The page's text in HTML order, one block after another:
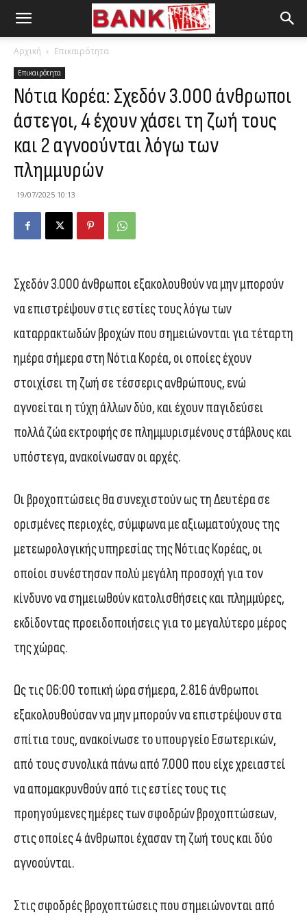
Αρχική Επικαιρότητα
Επικαιρότητα
Νότια Κορέα: Σχεδόν 3.000 άνθρωποι
άστεγοι, 4 έχουν χάσει τη ζωή τους
και 2 αγνοούνται λόγω των
πλημμυρών
19/07/2025 10:13
Σχεδόν 3.000 άνθρωποι εξακολουθούν να μην μπορούν
να επιστρέψουν στις εστίες τους λόγω των
καταρρακτωδών βροχών που σημειώνονται για τέταρτη
ημέρα σήμερα στη Νότια Κορέα, οι οποίες έχουν
στοιχίσει τη ζωή σε τέσσερις ανθρώπους, ενώ
αγνοείται η τύχη άλλων δύο, και έχουν παγιδεύσει
πολλά ζώα εκτροφής σε πλημμυρισμένους στάβλους και
υπόστεγα, ανακοίνωσαν οι αρχές.
Οι βροχοπτώσεις θα συνεχιστούν ως τη Δευτέρα σε
ορισμένες περιοχές, σύμφωνα με αξιωματούχους της
μετεωρολογικής υπηρεσίας της Νότιας Κορέας, οι
οποίοι συνέστησαν πολύ μεγάλη προσοχή για τον
κίνδυνο να σημειωθούν κατολισθήσεις και πλημμύρες,
εκδίδοντας προειδοποιήσεις για το μεγαλύτερο μέρος
της χώρας.
Ως τις 06:00 τοπική ώρα σήμερα, 2.816 άνθρωποι
εξακολουθούσαν να μην μπορούν να επιστρέψουν στα
σπίτια τους, ανακοίνωσε το υπουργείο Εσωτερικών,
από τους συνολικά πάνω από 7.000 που είχε χρειαστεί
να απομακρυνθούν από τις εστίες τους τις
προηγούμενες ημέρες των σφοδρών βροχοπτώσεων,
στις οποίες 4 άνθρωποι έχασαν τη ζωή τους και δύο
αγνοούνται.
Στις σφοδρές βροχοπτώσεις που σημειώνονται από